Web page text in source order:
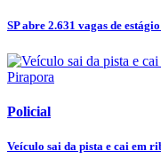
SP abre 2.631 vagas de
Policial
Veículo sai da pista e cai em